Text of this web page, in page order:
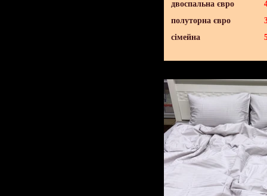
двоспальна євро
полуторна євро
сімейна